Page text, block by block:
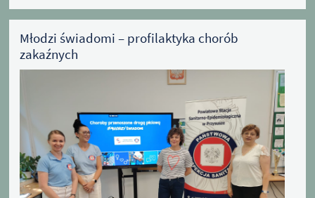
Młodzi świadomi – profilaktyka chorób
zakaźnych